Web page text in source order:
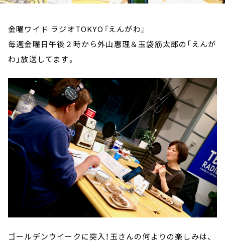
金曜ワイド ラジオTOKYO『えんがわ』
毎週金曜日午後２時から外山惠理＆玉袋筋太郎の「えんが
わ」放送してます。
ゴールデンウイークに突入！玉さんの何よりの楽しみは、